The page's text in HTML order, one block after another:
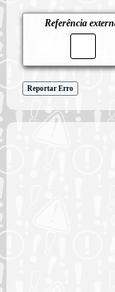
Referência
Reportar Erro